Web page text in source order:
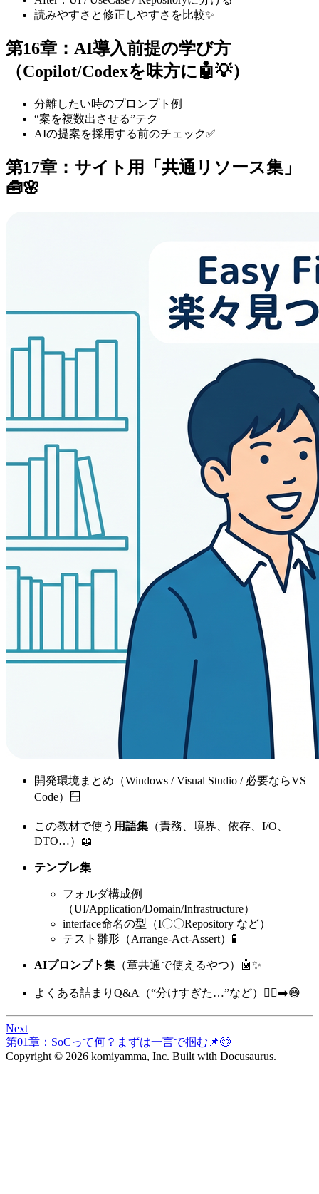
読みやすさと修正しやすさを比較✨
第16章：AI導入前提の学び方
（Copilot/Codexを味方に🤖💡）
分離したい時のプロンプト例
“案を複数出させる”テク
AIの提案を採用する前のチェック✅
第17章：サイト用「共通リソース集」
🧰🌸
開発環境まとめ（Windows / Visual Studio / 必要ならVS
Code）🪟
この教材で使う 用語集 （責務、境界、依存、I/O、
DTO…）📖
テンプレ集
フォルダ構成例
（UI/Application/Domain/Infrastructure）
interface命名の型（I〇〇Repository など）
テスト雛形（Arrange-Act-Assert）🧪
AIプロンプト集 （章共通で使えるやつ）🤖✨
よくある詰まりQ&A（“分けすぎた…”など）😵‍💫➡️😄
Next
第01章：SoCって何？まずは一言で掴む📌😊
Copyright © 2026 komiyamma, Inc. Built with Docusaurus.